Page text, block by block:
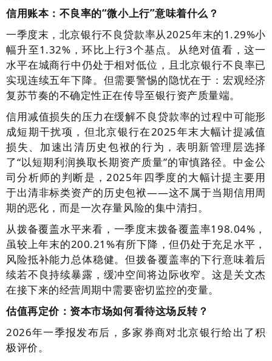
信用账本：不良率的“微小上行”意味着什么？
一季度末，北京银行不良贷款率从2025年末的1.29%小
幅升至1.32%，环比上行3个基点。从绝对值看，这一
水平在城商行中仍处于相对低位，且北京银行不良率已
实现连续五年下降。但需要警惕的隐忧在于：宏观经济
复苏节奏的不确定性正在传导至银行资产质量端。
信用减值损失的压力在缓解不良贷款率的过程中可能形
成短期干扰项，但北京银行在2025年末大幅计提减值
损失、加速出清历史包袱的行为，表明新管理层选择
了“以短期利润换取长期资产质量”的审慎路径。中金公
司分析师的判断是，2025年四季度的大幅计提主要用
于出清非标类资产的历史包袱——这不属于当期信用周
期的恶化，而是一次存量风险的集中清扫。
从拨备覆盖水平来看，一季度末拨备覆盖率198.04%，
虽较上年末的200.21%有所下降，但仍处于充足水平，
风险抵补能力总体稳健。但拨备覆盖率的下行意味着后
续若不良持续暴露，缓冲空间将边际收窄。这是关文杰
在接下来的经营周期中需要密切监控的变量。
估值再定价：资本市场如何看待这场反转？
2026年一季报发布后，多家券商对北京银行给出了积
极评价。